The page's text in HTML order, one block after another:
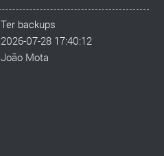
Ter backups
2026-07-28 17:40:12
João Mota